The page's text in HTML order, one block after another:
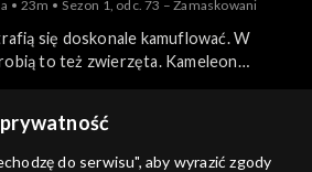
23m Sezon 1, odc. 73 – Zamaskowani
się doskonale kamuflować. W
to też zwierzęta. Kameleon
ze swoim tłem. Ćmy udają kawałek
lub brązowe liście. Jest im to potrzebne,
uratować swoje życie.
do serwisu", aby wyrazić zgody